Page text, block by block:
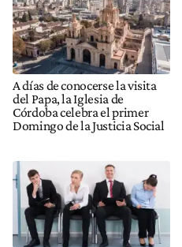
A días de conocerse la visita
del Papa, la Iglesia de
Córdoba celebra el primer
Domingo de la Justicia Social